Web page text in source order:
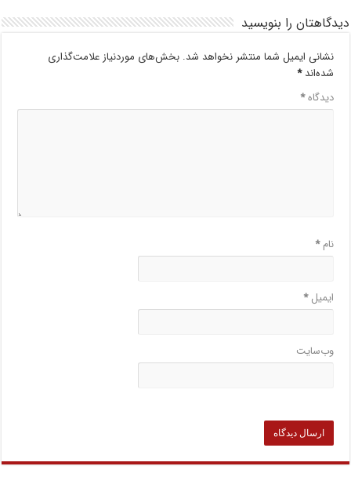
دیدگاهتان را بنویسید
نشانی ایمیل شما منتشر نخواهد شد. بخش‌های موردنیاز علامت‌گذاری
شده‌اند*
دیدگاه*
نام*
ایمیل*
وب‌سایت